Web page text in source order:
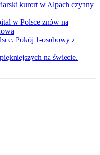
kurort w Alpach czynny
w Polsce znów na
Pokój 1-osobowy z
na świecie.